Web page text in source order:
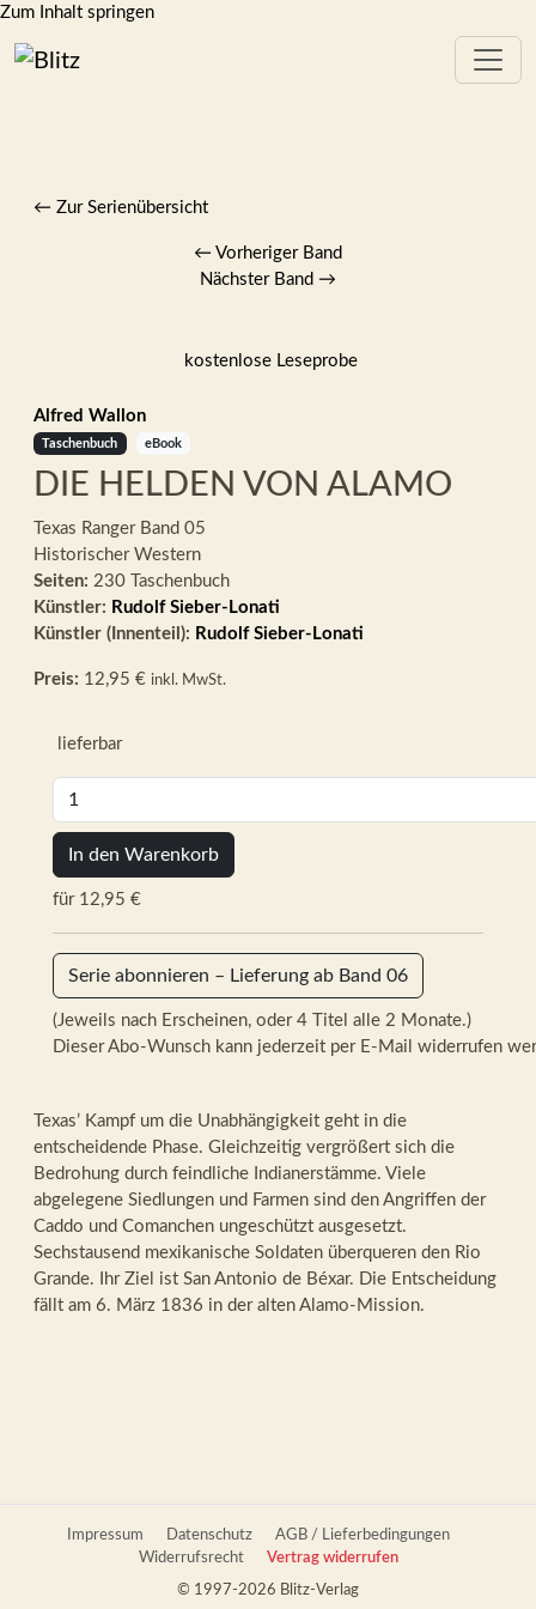
Zum Inhalt springen
← Zur Serienübersicht
← Vorheriger Band
Nächster Band →
kostenlose Leseprobe
Alfred Wallon
Taschenbuch eBook
DIE HELDEN VON ALAMO
Texas Ranger Band 05
Historischer Western
Seiten: 230 Taschenbuch
Künstler: Rudolf Sieber-Lonati
Künstler (Innenteil): Rudolf Sieber-Lonati
Preis: 12,95 € inkl. MwSt.
lieferbar
In den Warenkorb
für 12,95 €
Serie abonnieren – Lieferung ab Band 06
(Jeweils nach Erscheinen, oder 4 Titel alle 2 Monate.)
Dieser Abo-Wunsch kann jederzeit per E-Mail widerrufen
Texas’ Kampf um die Unabhängigkeit geht in die
entscheidende Phase. Gleichzeitig vergrößert sich die
Bedrohung durch feindliche Indianerstämme. Viele
abgelegene Siedlungen und Farmen sind den Angriffen der
Caddo und Comanchen ungeschützt ausgesetzt.
Sechstausend mexikanische Soldaten überqueren den Rio
Grande. Ihr Ziel ist San Antonio de Béxar. Die Entscheidung
fällt am 6. März 1836 in der alten Alamo-Mission.
Impressum Datenschutz
AGB / Lieferbedingungen
Widerrufsrecht
Vertrag widerrufen
© 1997-2026 Blitz-Verlag